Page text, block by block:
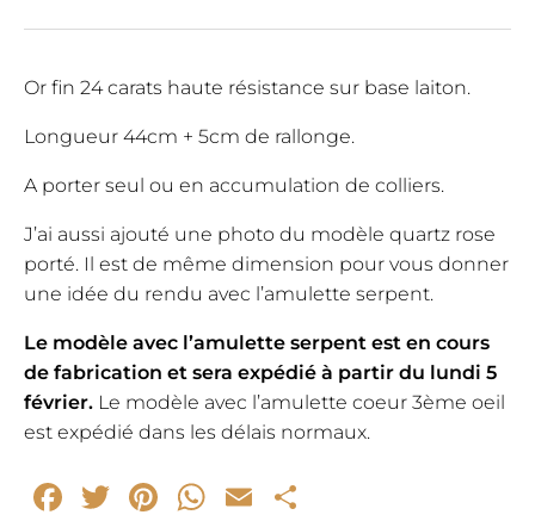
Or fin 24 carats haute résistance sur base laiton.
Longueur 44cm + 5cm de rallonge.
A porter seul ou en accumulation de colliers.
J’ai aussi ajouté une photo du modèle quartz rose
porté. Il est de même dimension pour vous donner
une idée du rendu avec l’amulette serpent.
Le modèle avec l’amulette serpent est en cours
de fabrication et sera expédié à partir du lundi 5
février. Le modèle avec l’amulette coeur 3ème oeil
est expédié dans les délais normaux.
Facebook
Twitter
Pinterest
WhatsApp
Email